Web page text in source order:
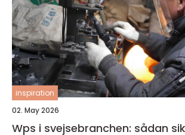
inspiration
02. May 2026
Wps i svejsebranchen: sådan